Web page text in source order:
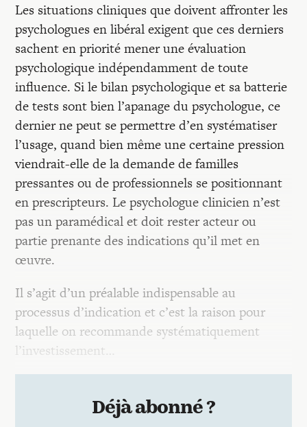
Les situations cliniques que doivent affronter les
psychologues en libéral exigent que ces derniers
sachent en priorité mener une évaluation
psychologique indépendamment de toute
influence. Si le bilan psychologique et sa batterie
de tests sont bien l’apanage du psychologue, ce
dernier ne peut se permettre d’en systématiser
l’usage, quand bien même une certaine pression
viendrait-elle de la demande de familles
pressantes ou de professionnels se positionnant
en prescripteurs. Le psychologue clinicien n’est
pas un paramédical et doit rester acteur ou
partie prenante des indications qu’il met en
œuvre.
Il s’agit d’un préalable indispensable au
processus d’indication et c’est la raison pour
laquelle on recommande systématiquement
l’investissement…
Déjà abonné ?